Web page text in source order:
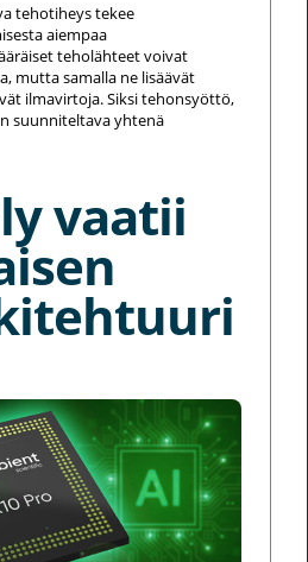
tehotiheys tekee
aiempaa
teholähteet voivat
mutta samalla ne lisäävät
ilmavirtoja. Siksi tehonsyöttö,
suunniteltava yhtenä
vaatii